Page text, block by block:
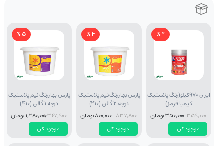
2 %
ایران 970کیلو(رنگ پلاستیک
کیمیا قرمز)
موجود کن
359,000 350,000 تومان
4 %
پارس بهاررنگ نیم پلاستیک
درجه 2 گالن (210)
موجود کن
837,800 800,000 تومان
5 %
پارس بهاررنگ نیم پلاستیک
درجه 1 گالن (410)
موجود کن
1,347,9001,280,000 تومان